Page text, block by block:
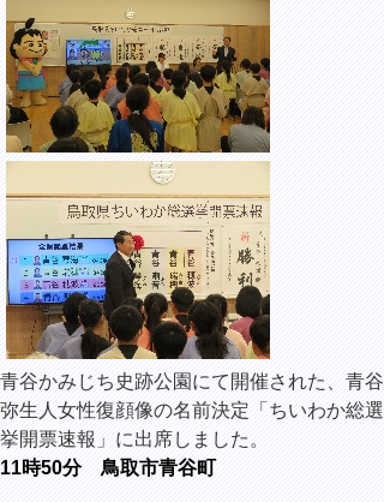
青谷かみじち史跡公園にて開催された、青谷
弥生人女性復顔像の名前決定「ちいわか総選
挙開票速報」に出席しました。
11時50分 鳥取市青谷町